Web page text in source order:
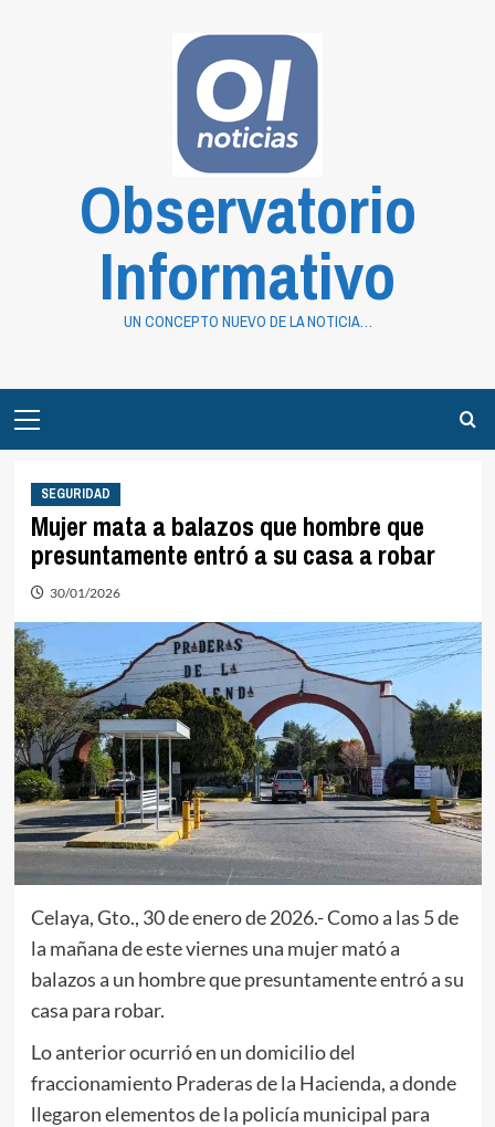
Observatorio
Informativo
UN CONCEPTO NUEVO DE LA NOTICIA…
Menu
SEGURIDAD
Mujer mata a balazos que hombre que
presuntamente entró a su casa a robar
30/01/2026
Celaya, Gto., 30 de enero de 2026.- Como a las 5 de
la mañana de este viernes una mujer mató a
balazos a un hombre que presuntamente entró a su
casa para robar.
Lo anterior ocurrió en un domicilio del
fraccionamiento Praderas de la Hacienda, a donde
llegaron elementos de la policía municipal para